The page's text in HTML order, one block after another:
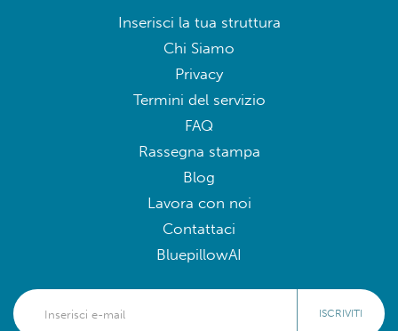
Inserisci la tua struttura
Chi Siamo
Privacy
Termini del servizio
FAQ
Rassegna stampa
Blog
Lavora con noi
Contattaci
BluepillowAI
ISCRIVITI